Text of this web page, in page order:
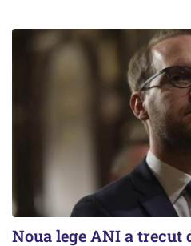
Noua lege ANI a trecut